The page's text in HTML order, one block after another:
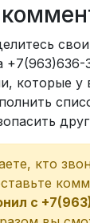
которые у
кто
с